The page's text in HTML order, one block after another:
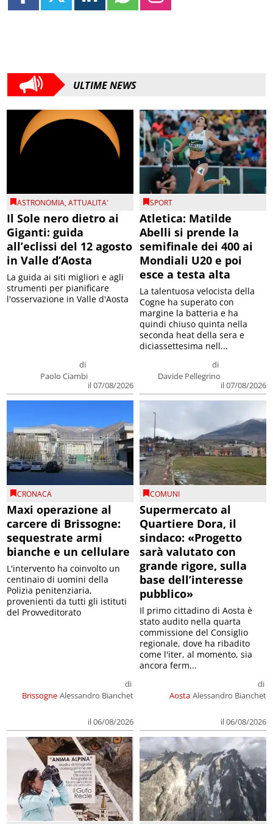
ULTIME NEWS
ASTRONOMIA,ATTUALITA'
Il Sole nero dietro ai
Giganti: guida
all’eclissi del 12 agosto
in Valle d’Aosta
di
Paolo Ciambi
il 07/08/2026
La guida ai siti migliori e agli
strumenti per pianificare
l'osservazione in Valle d'Aosta
SPORT
Atletica: Matilde
Abelli si prende la
semifinale dei 400 ai
Mondiali U20 e poi
esce a testa alta
di
Davide Pellegrino
il 07/08/2026
La talentuosa velocista della
Cogne ha superato con
margine la batteria e ha
quindi chiuso quinta nella
seconda heat della sera e
diciassettesima nell...
CRONACA
Maxi operazione al
carcere di Brissogne:
sequestrate armi
bianche e un cellulare
Brissogne
di
Alessandro Bianchet
il 06/08/2026
L'intervento ha coinvolto un
centinaio di uomini della
Polizia penitenziaria,
provenienti da tutti gli istituti
del Provveditorato
COMUNI
Supermercato al
Quartiere Dora, il
sindaco: «Progetto
sarà valutato con
grande rigore, sulla
base dell’interesse
pubblico»
Aosta
di
Alessandro Bianchet
il 06/08/2026
Il primo cittadino di Aosta è
stato audito nella quarta
commissione del Consiglio
regionale, dove ha ribadito
come l'iter, al momento, sia
ancora ferm...